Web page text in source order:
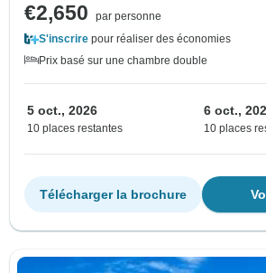
€2,650
par personne
S'inscrire pour réaliser des économies
Prix basé sur une chambre double
5 oct., 2026
10 places restantes
6 oct.,
10 places
Télécharger la brochure